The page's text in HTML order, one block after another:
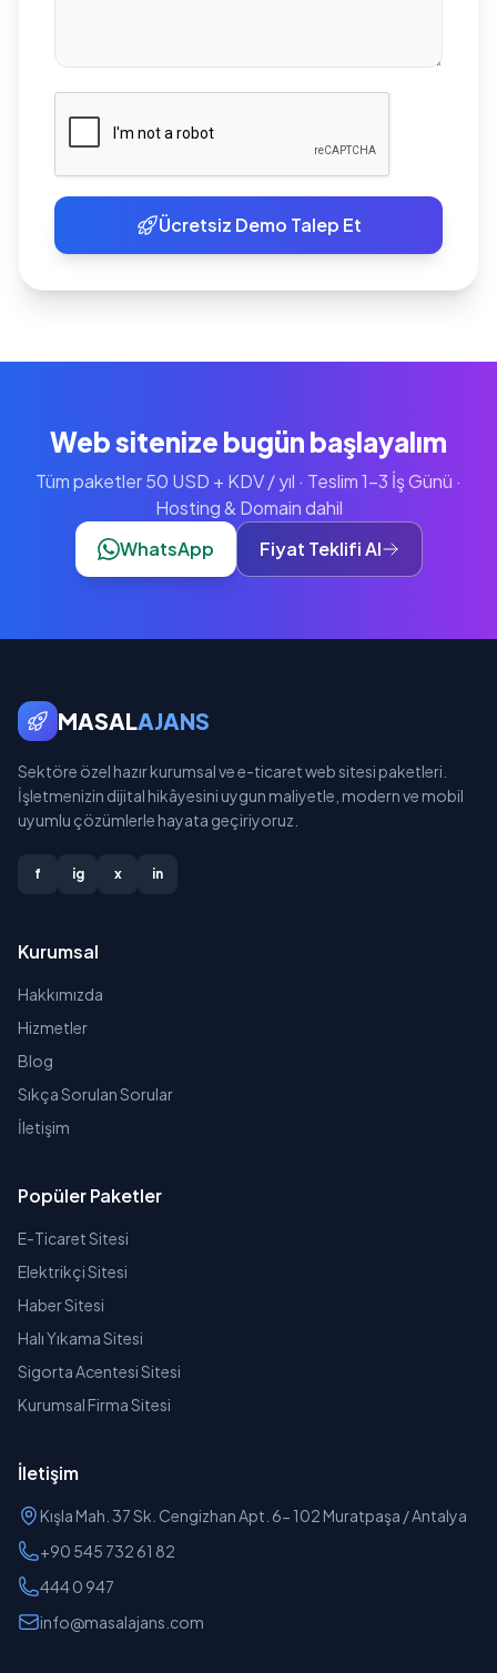
Ücretsiz Demo Talep Et
Web sitenize bugün başlayalım
Tüm paketler 50 USD + KDV / yıl · Teslim 1-3 İş Günü ·
Hosting & Domain dahil
WhatsApp
Fiyat Teklifi Al
MASALAJANS
Sektöre özel hazır kurumsal ve e-ticaret web sitesi paketleri.
İşletmenizin dijital hikâyesini uygun maliyetle, modern ve mobil
uyumlu çözümlerle hayata geçiriyoruz.
f ig x in
Kurumsal
Hakkımızda
Hizmetler
Blog
Sıkça Sorulan Sorular
İletişim
Popüler Paketler
E-Ticaret Sitesi
Elektrikçi Sitesi
Haber Sitesi
Halı Yıkama Sitesi
Sigorta Acentesi Sitesi
Kurumsal Firma Sitesi
İletişim
Kışla Mah. 37 Sk. Cengizhan Apt. 6- 102 Muratpaşa / Antalya
+90 545 732 61 82
444 0 947
info@masalajans.com